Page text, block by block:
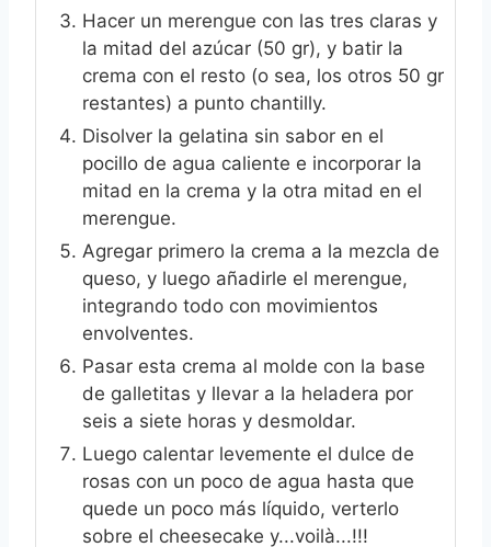
Hacer un merengue con las tres claras y
la mitad del azúcar (50 gr), y batir la
crema con el resto (o sea, los otros 50 gr
restantes) a punto chantilly.
Disolver la gelatina sin sabor en el
pocillo de agua caliente e incorporar la
mitad en la crema y la otra mitad en el
merengue.
Agregar primero la crema a la mezcla de
queso, y luego añadirle el merengue,
integrando todo con movimientos
envolventes.
Pasar esta crema al molde con la base
de galletitas y llevar a la heladera por
seis a siete horas y desmoldar.
Luego calentar levemente el dulce de
rosas con un poco de agua hasta que
quede un poco más líquido, verterlo
sobre el cheesecake y...voilà...!!!